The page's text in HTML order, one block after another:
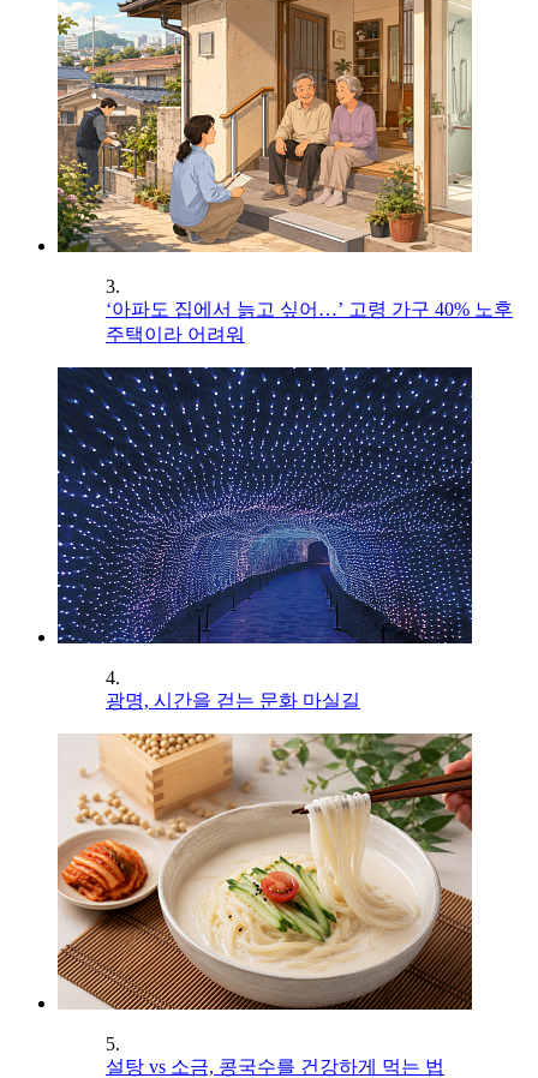
3.
‘아파도 집에서 늙고 싶어…’ 고령 가구 40% 노후
주택이라 어려워
4.
광명, 시간을 걷는 문화 마실길
5.
설탕 vs 소금, 콩국수를 건강하게 먹는 법